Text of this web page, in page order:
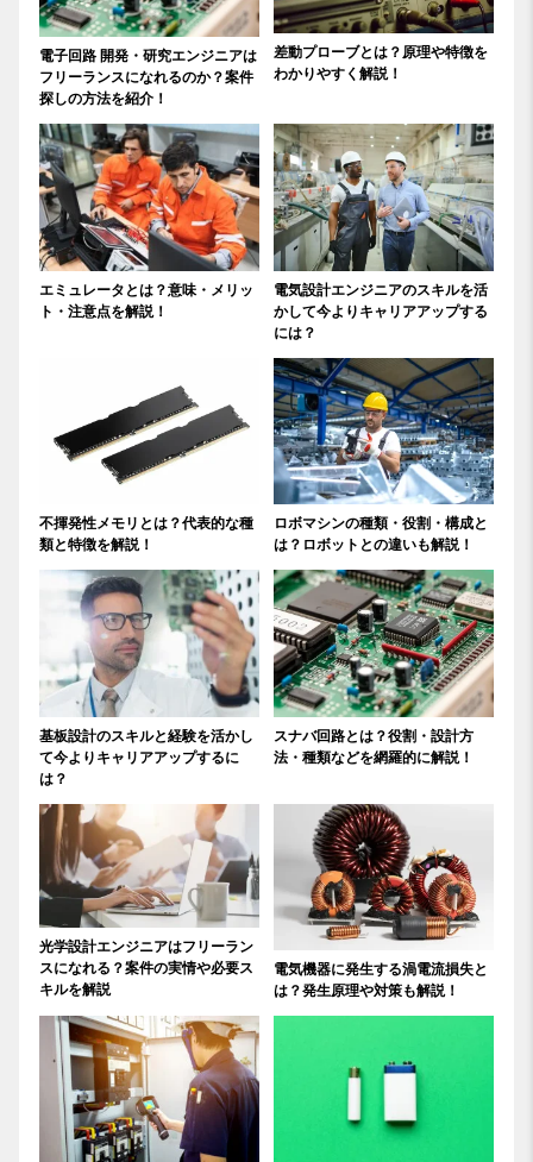
電子回路 開発・研究エンジニアは
フリーランスになれるのか？案件
探しの方法を紹介！
差動プローブとは？原理や特徴を
わかりやすく解説！
エミュレータとは？意味・メリッ
ト・注意点を解説！
電気設計エンジニアのスキルを活
かして今よりキャリアアップする
には？
不揮発性メモリとは？代表的な種
類と特徴を解説！
ロボマシンの種類・役割・構成と
は？ロボットとの違いも解説！
基板設計のスキルと経験を活かし
て今よりキャリアアップするに
は？
スナバ回路とは？役割・設計方
法・種類などを網羅的に解説！
光学設計エンジニアはフリーラン
スになれる？案件の実情や必要ス
キルを解説
電気機器に発生する渦電流損失と
は？発生原理や対策も解説！